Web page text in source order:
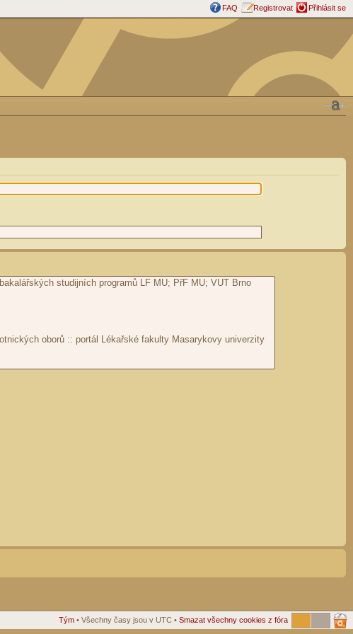
FAQ Registrovat Přihlásit se
Tým • Všechny časy jsou v UTC • Smazat všechny cookies z fóra